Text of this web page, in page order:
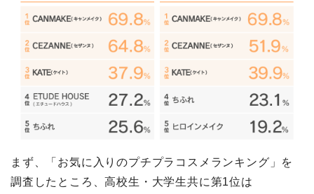
まず、「お気に入りのプチプラコスメランキング」を
調査したところ、高校生・大学生共に第1位は